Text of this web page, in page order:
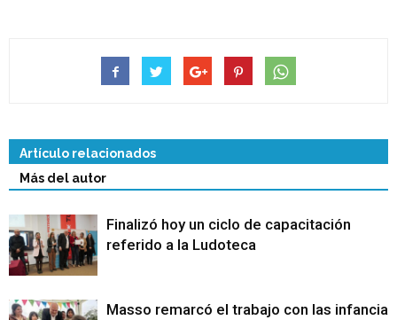
Artículo relacionados
Más del autor
Finalizó hoy un ciclo de capacitación
referido a la Ludoteca
Masso remarcó el trabajo con las infancias